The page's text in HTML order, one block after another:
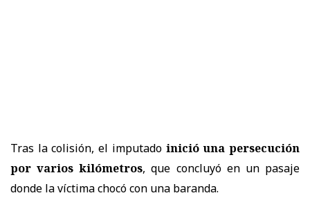
Tras la colisión, el imputado inició una persecución
por varios kilómetros, que concluyó en un pasaje
donde la víctima chocó con una baranda.